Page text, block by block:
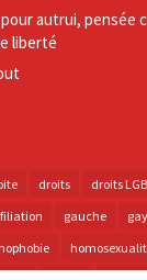
autrui, pensée
liberté
droits droits
filiation gauche gay